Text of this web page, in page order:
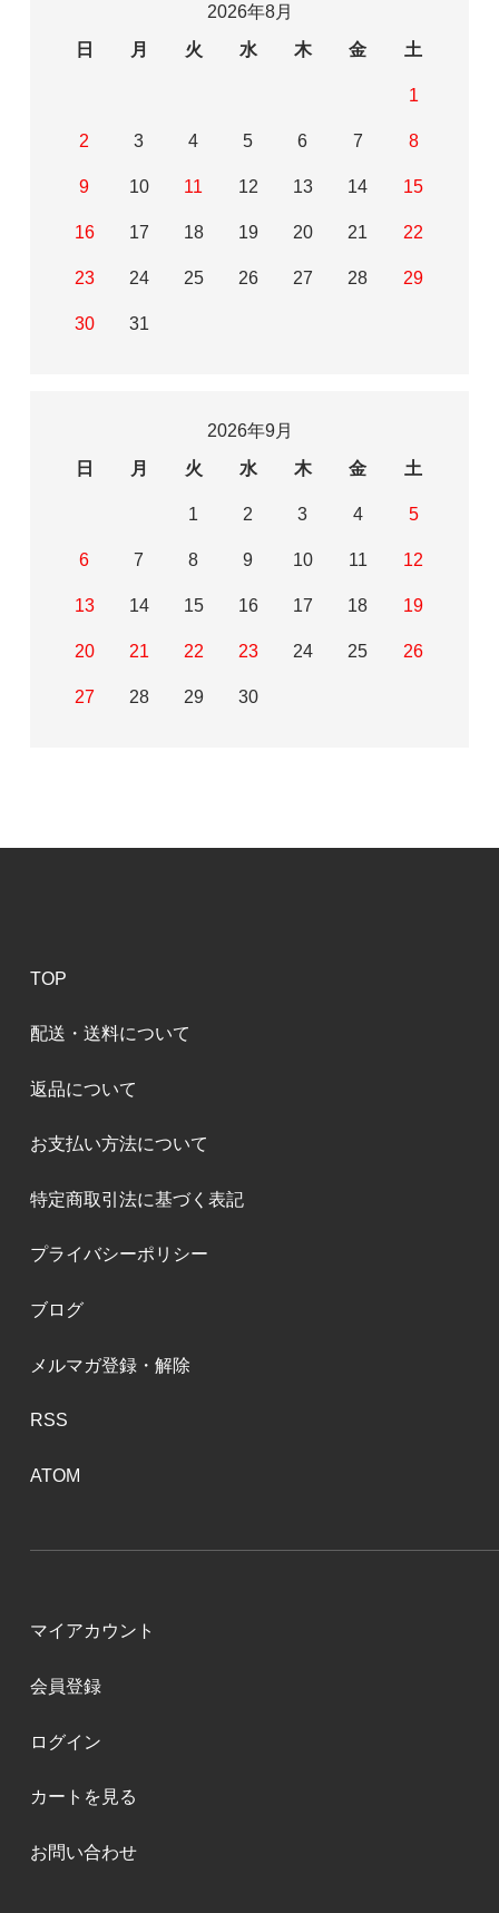
2026年8月
日
月 火 水 木 金 土
1
2 3 4 5 6 7 8
9 10 11 12 13 14 15
16 17 18 19 20 21 22
23 24 25 26 27 28 29
30 31
2026年9月
日
月 火 水 木 金 土
1 2 3 4 5
6 7 8 9 10 11 12
13 14 15 16 17 18 19
20 21 22 23 24 25 26
27 28 29 30
TOP
配送・送料について
返品について
お支払い方法について
特定商取引法に基づく表記
プライバシーポリシー
ブログ
メルマガ登録・解除
RSS
ATOM
マイアカウント
会員登録
ログイン
カートを見る
お問い合わせ